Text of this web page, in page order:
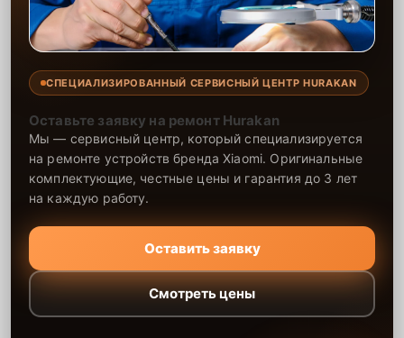
СПЕЦИАЛИЗИРОВАННЫЙ СЕРВИСНЫЙ ЦЕНТР HURAKAN
Оставьте заявку на ремонт Hurakan
Мы — сервисный центр, который специализируется
на ремонте устройств бренда Xiaomi. Оригинальные
комплектующие, честные цены и гарантия до 3 лет
на каждую работу.
Оставить заявку
Смотреть цены